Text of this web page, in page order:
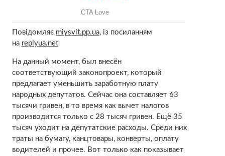
Повідомляє miysvit.pp.ua, із посиланням
на replyua.net
На данный момент, был внесён
соответствующий законопроект, который
предлагает уменьшить заработную плату
народных депутатов. Сейчас она составляет 63
тысячи гривен, в то время как вычет налогов
производится только с 28 тысяч гривен. Ещё 35
тысяч уходит на депутатские расходы. Среди них
траты на бумагу, канцтовары, конверты, оплату
водителей и прочее. Вот только как показывает